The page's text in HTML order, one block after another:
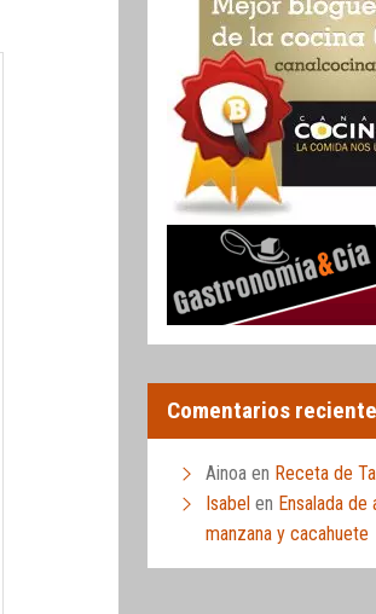
Comentarios
Ainoa en Receta de
Isabel en Ensalada
manzana y cacahuete